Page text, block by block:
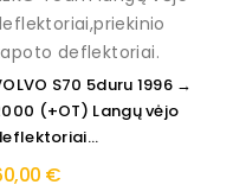
deflektoriai.
S70 5duru 1996 →
(+OT) Langų vėjo
€